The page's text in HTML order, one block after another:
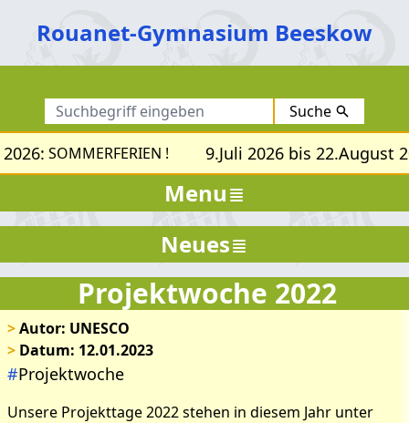
Rouanet-Gymnasium Beeskow
Suche
SOMMERFERIEN ! 9.Juli 2026 bis 22.August
Menu
Projektwoche 2022
>Autor: UNESCO
> Datum: 12.01.2023
#Projektwoche
Unsere Projekttage 2022 stehen in diesem Jahr unter
Neues